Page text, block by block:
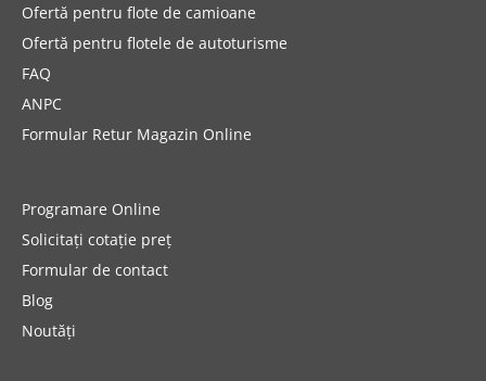
Ofertă pentru flote de camioane
Ofertă pentru flotele de autoturisme
FAQ
ANPC
Formular Retur Magazin Online
Programare Online
Solicitați cotație preț
Formular de contact
Blog
Noutăți